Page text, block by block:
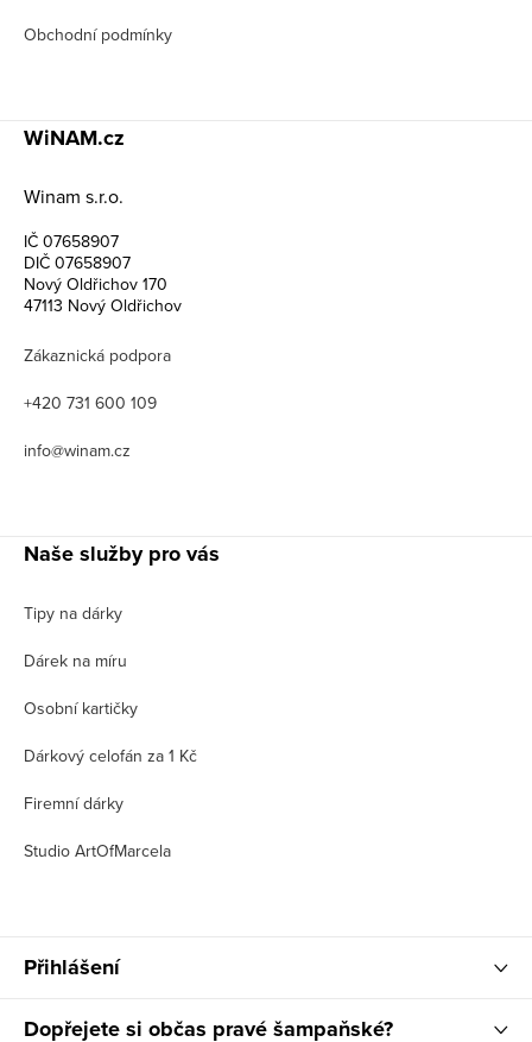
Obchodní podmínky
WiNAM.cz
Winam s.r.o.
IČ 07658907
DIČ 07658907
Nový Oldřichov 170
47113 Nový Oldřichov
Zákaznická podpora
+420 731 600 109
info@winam.cz
Naše služby pro vás
Tipy na dárky
Dárek na míru
Osobní kartičky
Dárkový celofán za 1 Kč
Firemní dárky
Studio ArtOfMarcela
Přihlášení
Dopřejete si občas pravé šampaňské?